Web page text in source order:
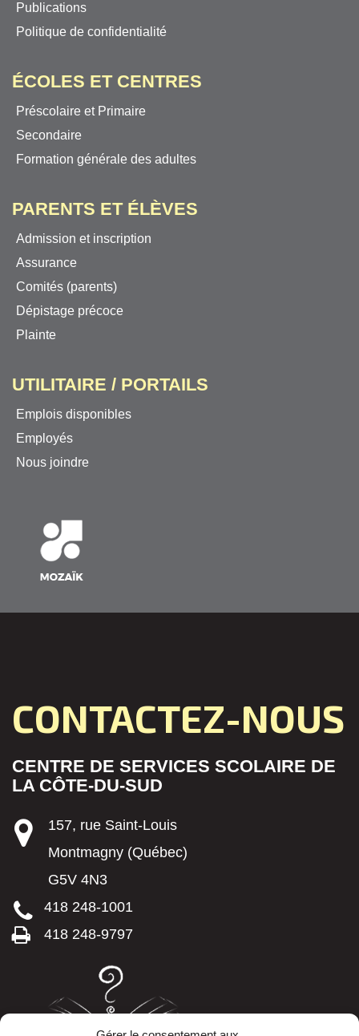
Publications
Politique de confidentialité
ÉCOLES ET CENTRES
Préscolaire et Primaire
Secondaire
Formation générale des adultes
PARENTS ET ÉLÈVES
Admission et inscription
Assurance
Comités (parents)
Dépistage précoce
Plainte
UTILITAIRE / PORTAILS
Emplois disponibles
Employés
Nous joindre
CONTACTEZ-NOUS
CENTRE DE SERVICES SCOLAIRE DE
LA CÔTE-DU-SUD
157, rue Saint-Louis
Montmagny (Québec)
G5V 4N3
418 248-1001
418 248-9797